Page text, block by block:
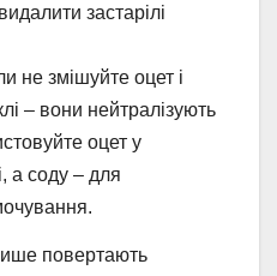
застарілі
не змішуйте оцет і
– вони нейтралізують
оцет у
а соду – для
повертають